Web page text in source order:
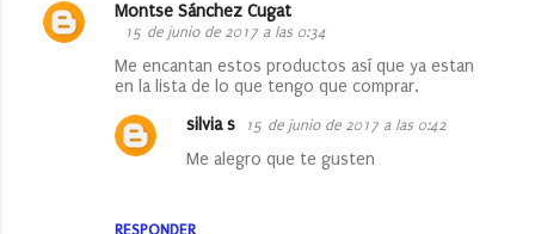
Montse Sánchez Cugat
15 de junio de 2017 a las 0:34
Me encantan estos productos así que ya estan
en la lista de lo que tengo que comprar.
RESPONDER
silvia s 15 de junio de 2017 a las 0:42
Me alegro que te gusten